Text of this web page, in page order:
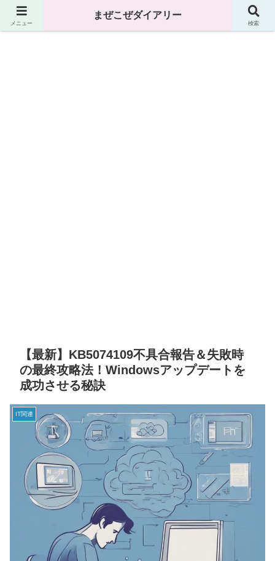
まぜこぜダイアリー
【最新】KB5074109不具合報告＆失敗時
の最終攻略法！Windowsアップデートを
成功させる秘訣
IT関連
メニュー
まぜこぜダイアリー
検索